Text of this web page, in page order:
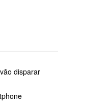
disparar